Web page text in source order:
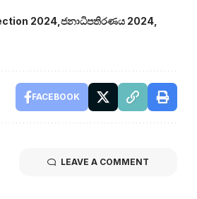
2024 ජනාධිපතිරණය 2024
FACEBOOK
LEAVE A COMMENT